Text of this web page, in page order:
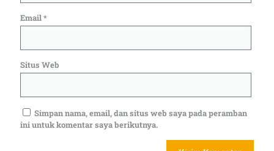
Email*
Situs Web
Simpan nama, email, dan situs web saya pada peramban
ini untuk komentar saya berikutnya.